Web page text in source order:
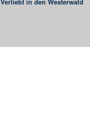
Verliebt in den Westerwald